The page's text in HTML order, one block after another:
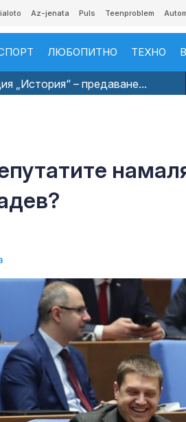
Az-jenata Puls Teenproblem
ЛЮБОПИТНО ТЕХНО
„История“ – предаване...